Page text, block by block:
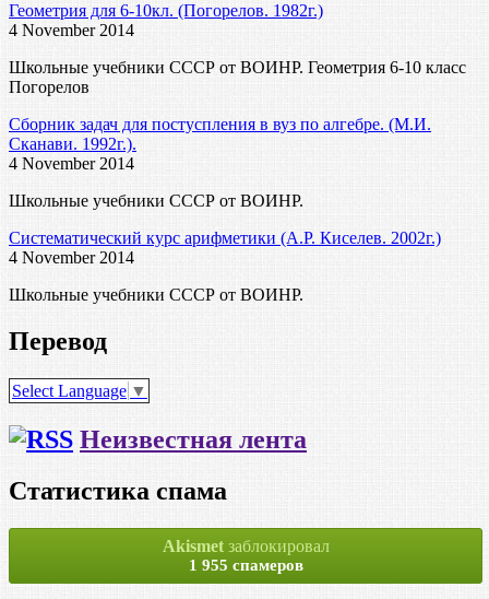
Геометрия для 6-10кл. (Погорелов. 1982г.)
4 November 2014
Школьные учебники СССР от ВОИНР. Геометрия 6-10 класс
Погорелов
Сборник задач для постуспления в вуз по алгебре. (М.И.
Сканави. 1992г.).
4 November 2014
Школьные учебники СССР от ВОИНР.
Систематический курс арифметики (А.Р. Киселев. 2002г.)
4 November 2014
Школьные учебники СССР от ВОИНР.
Перевод
Select Language ▼
Неизвестная лента
Статистика спама
Akismetзаблокировал
1 955 спамеров